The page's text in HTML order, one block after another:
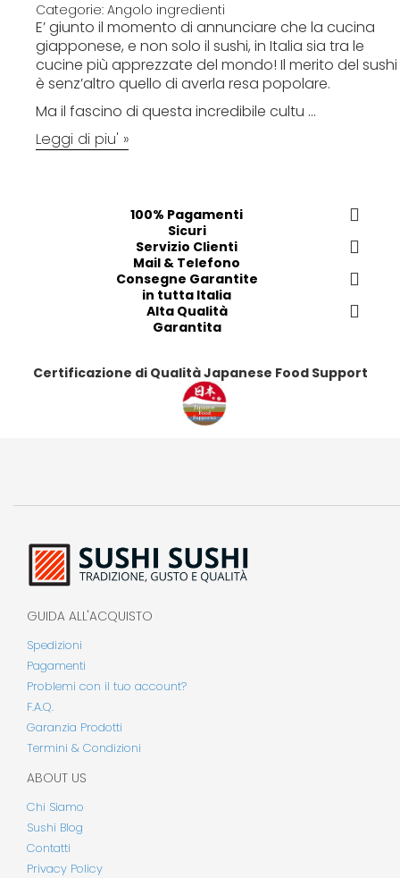
Categorie: Angolo ingredienti
E’ giunto il momento di annunciare che la cucina
giapponese, e non solo il sushi, in Italia sia tra le
cucine più apprezzate del mondo! Il merito del sushi
è senz’altro quello di averla resa popolare.
Ma il fascino di questa incredibile cultu ...
Leggi di piu' »
100% Pagamenti
Sicuri
Servizio Clienti
Mail & Telefono
Consegne Garantite
in tutta Italia
Alta Qualità
Garantita
Certificazione di Qualità Japanese Food Support
GUIDA ALL'ACQUISTO
Spedizioni
Pagamenti
Problemi con il tuo account?
F.A.Q.
Garanzia Prodotti
Termini & Condizioni
ABOUT US
Chi Siamo
Sushi Blog
Contatti
Privacy Policy